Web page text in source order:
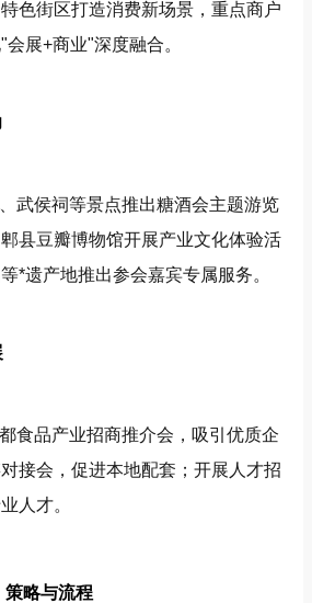
色街区打造消费新场景，重点商户
展+商业"深度融合。
武侯祠等景点推出糖酒会主题游览
县豆瓣博物馆开展产业文化体验活
*遗产地推出参会嘉宾专属服务。
食品产业招商推介会，吸引优质企
接会，促进本地配套；开展人才招
人才。
策略与流程